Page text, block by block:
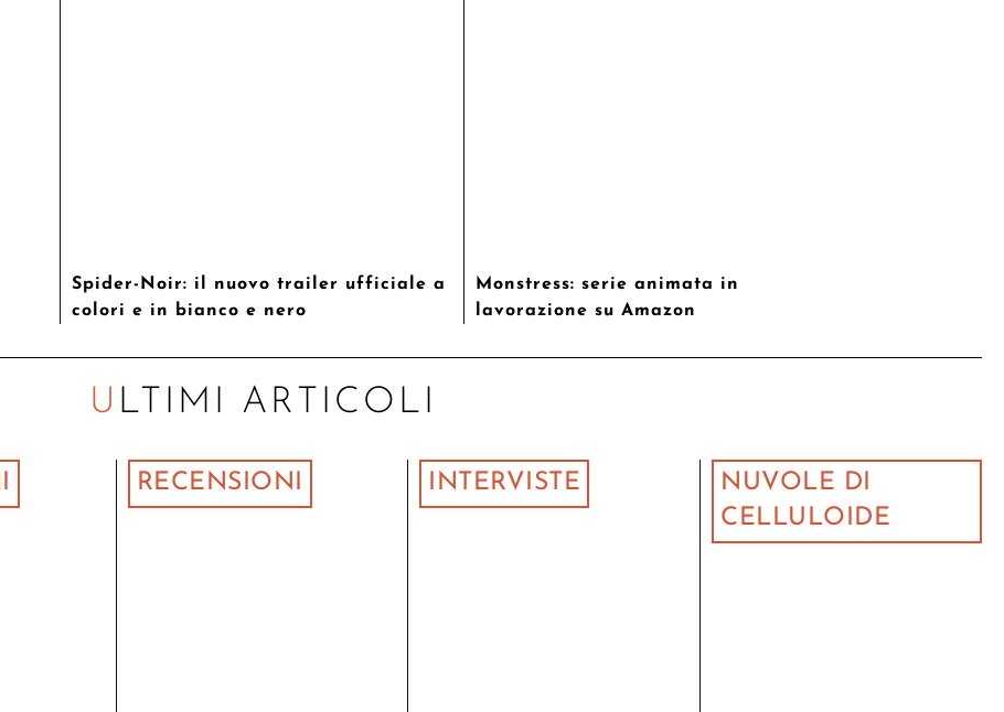
Spider-Noir: il nuovo trailer ufficiale a
colori e in bianco e nero
Monstress: serie animata in
lavorazione su Amazon
ULTIMI ARTICOLI
RECENSIONI INTERVISTE
NUVOLE DI
CELLULOIDE